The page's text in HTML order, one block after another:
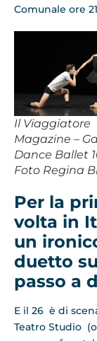
Comunale ore
Il Viaggiatore
Magazine –
Dance Ballet
Foto Regina
Per la
volta in
un
duetto
passo a
E il 26 è di
Teatro Studio